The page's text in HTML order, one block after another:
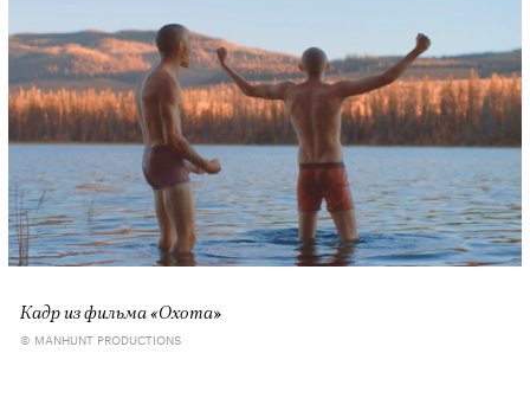
Кадр из фильма «Охота»
© MANHUNT PRODUCTIONS